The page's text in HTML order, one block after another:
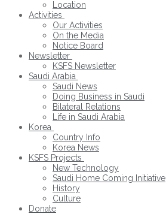
Location
Activities
Our Activities
On the Media
Notice Board
Newsletter
KSFS Newsletter
Saudi Arabia
Saudi News
Doing Business in Saudi
Bilateral Relations
Life in Saudi Arabia
Korea
Country Info
Korea News
KSFS Projects
New Technology
Saudi Home Coming Initiative
History
Culture
Donate